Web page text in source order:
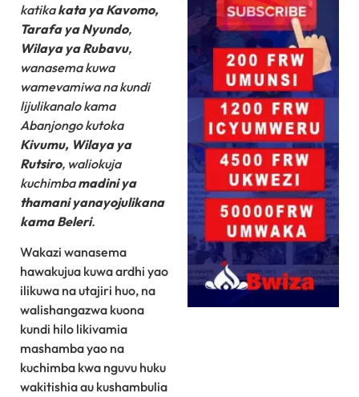
katikakata ya Kavomo,
Tarafa ya Nyundo,
Wilaya ya Rubavu,
wanasema kuwa
wamevamiwa na kundi
lijulikanalo kama
Abanjongo kutoka
Kivumu, Wilaya ya
Rutsiro, waliokuja
kuchimbamadini ya
thamani yanayojulikana
kama Beleri.
Wakazi wanasema
hawakujua kuwa ardhi yao
ilikuwa na utajiri huo, na
walishangazwa kuona
kundi hilo likivamia
mashamba yao na
kuchimba kwa nguvu huku
wakitishia au kushambulia